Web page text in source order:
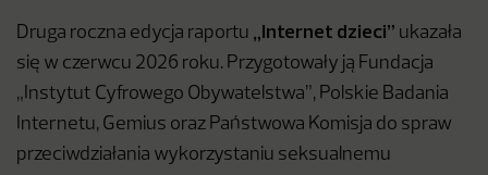
Druga roczna edycja raportu „Internet dzieci” ukazała
się w czerwcu 2026 roku. Przygotowały ją Fundacja
„Instytut Cyfrowego Obywatelstwa”, Polskie Badania
Internetu, Gemius oraz Państwowa Komisja do spraw
przeciwdziałania wykorzystaniu seksualnemu